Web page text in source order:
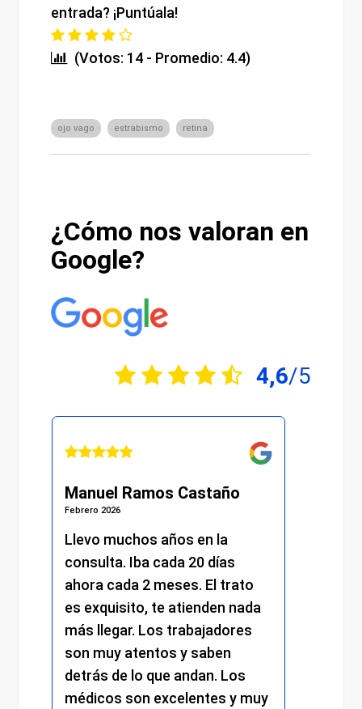
entrada? ¡Puntúala!
(Votos: 14 - Promedio: 4.4)
ojo vago estrabismo retina
¿Cómo nos valoran en
Google?
4,6/5
Ramos Castaño
años en la
Iba cada 20 días
2 meses. El trato
te atienden nada
Los trabajadores
atentos y saben
lo que andan. Los
son excelentes y muy
Julián Martínez
He recibido una
excelente desde el
momento. Desde la
me atendieron con
amabilidad y
y el resto del personal
mantuvo el mismo
trato cercano,